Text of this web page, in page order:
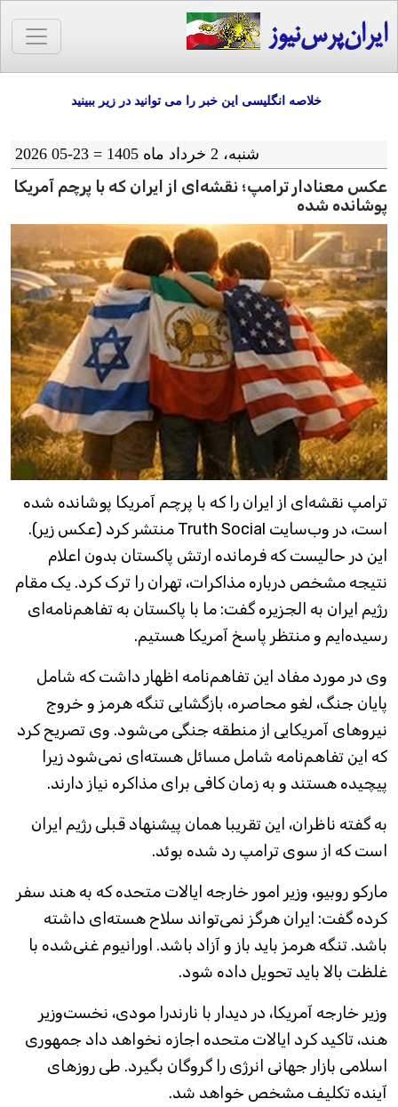
ایران‌پرس‌نیوز
خلاصه انگلیسی این خبر را می توانید در زیر ببینید
شنبه، 2 خرداد ماه 1405 = 23-05 2026
عکس معنادار ترامپ؛ نقشه‌ای از ایران که با پرچم آمریکا
پوشانده شده
ترامپ نقشه‌ای از ایران را که با پرچم آمریکا پوشانده شده
است، در وب‌سایت Truth Social منتشر کرد (عکس زیر).
این در حالیست که فرمانده ارتش پاکستان بدون اعلام
نتیجه مشخص درباره مذاکرات، تهران را ترک کرد. یک مقام
رژیم ایران به الجزیره گفت: ما با پاکستان به تفاهم‌نامه‌ای
رسیده‌ایم و منتظر پاسخ آمریکا هستیم.
وی در مورد مفاد این تفاهم‌نامه اظهار داشت که شامل
پایان جنگ، لغو محاصره، بازگشایی تنگه هرمز و خروج
نیروهای آمریکایی از منطقه جنگی می‌شود. وی تصریح کرد
که این تفاهم‌نامه شامل مسائل هسته‌ای نمی‌شود زیرا
پیچیده هستند و به زمان کافی برای مذاکره نیاز دارند.
به گفته ناظران، این تقریبا همان پیشنهاد قبلی رژیم ایران
است که از سوی ترامپ رد شده بوئد.
مارکو روبیو، وزیر امور خارجه ایالات متحده که به هند سفر
کرده گفت: ایران هرگز نمی‌تواند سلاح هسته‌ای داشته
باشد. تنگه هرمز باید باز و آزاد باشد. اورانیوم غنی‌شده با
غلظت بالا باید تحویل داده شود.
وزیر خارجه آمریکا، در دیدار با نارندرا مودی، نخست‌وزیر
هند، تاکید کرد ایالات متحده اجازه نخواهد داد جمهوری
اسلامی بازار جهانی انرژی را گروگان بگیرد. طی روزهای
آینده تکلیف مشخص خواهد شد.